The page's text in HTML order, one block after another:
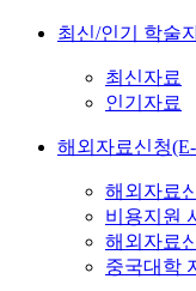
최신/인기 학술
최신자료
인기자료
해외자료신청
해외자료
비용지원
해외자료
중국대학